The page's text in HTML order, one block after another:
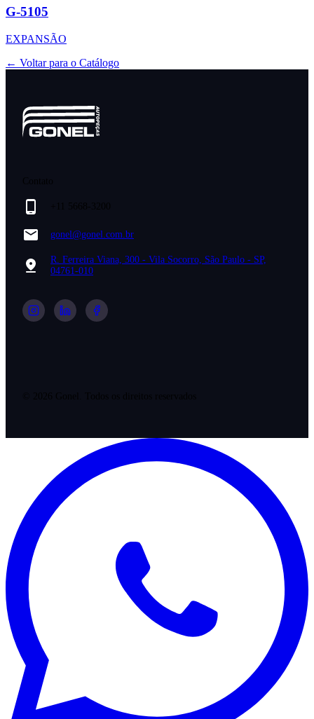
G-5105
EXPANSÃO
← Voltar para o Catálogo
gonel@gonel.com.br
R. Ferreira Viana, 300 - Vila Socorro, São Paulo - SP,
04761-010